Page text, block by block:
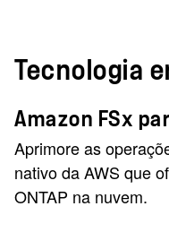
Tecnologia
Amazon FSx
Aprimore as
nativo da AWS que
ONTAP na nuvem.